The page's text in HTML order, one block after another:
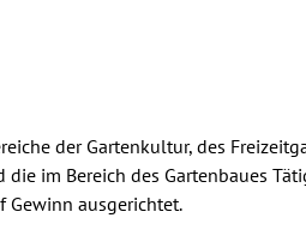
der Gartenkultur, des
im Bereich des Gartenbaues
ausgerichtet.